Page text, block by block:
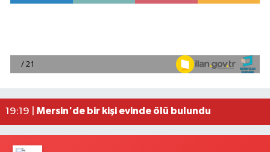
19:56 |
Side Antik Kenti'nde düzenlenen AKMED
21:03 |Antalya'da seyir halindeki otomobilde çıkan